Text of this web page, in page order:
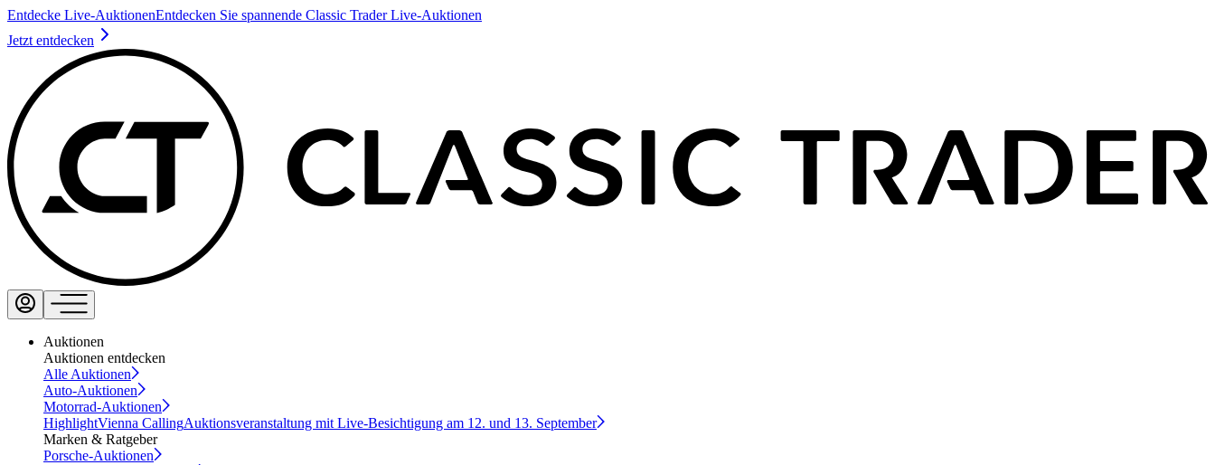
Entdecke Live-AuktionenEntdecken Sie spannende Classic Trader Live-Auktionen
Jetzt entdecken
Auktionen
Auktionen entdecken
Alle Auktionen
Auto-Auktionen
Motorrad-Auktionen
HighlightVienna CallingAuktionsveranstaltung mit Live-Besichtigung am 12. und 13. September
Marken & Ratgeber
Porsche-Auktionen